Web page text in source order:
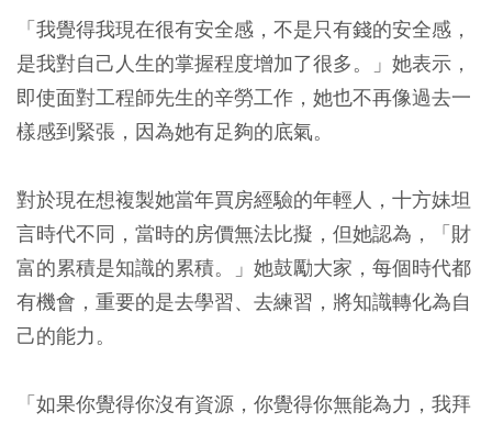
「我覺得我現在很有安全感，不是只有錢的安全感，
是我對自己人生的掌握程度增加了很多。」她表示，
即使面對工程師先生的辛勞工作，她也不再像過去一
樣感到緊張，因為她有足夠的底氣。
對於現在想複製她當年買房經驗的年輕人，十方妹坦
言時代不同，當時的房價無法比擬，但她認為，「財
富的累積是知識的累積。」她鼓勵大家，每個時代都
有機會，重要的是去學習、去練習，將知識轉化為自
己的能力。
「如果你覺得你沒有資源，你覺得你無能為力，我拜